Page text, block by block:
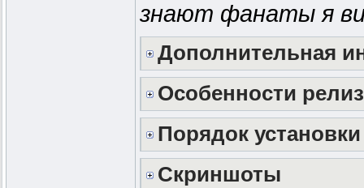
знают фанаты я
Дополнительная
Особенности
Порядок установки
Скриншоты